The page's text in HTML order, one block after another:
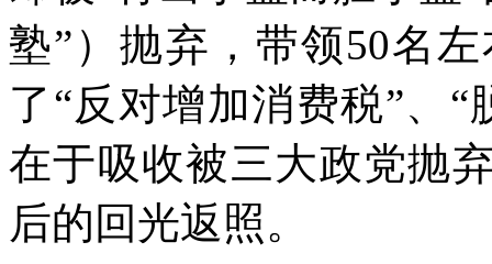
塾” ）抛弃，带领50名
了 “反对增加消费税”、 “
在于吸收被三大政党抛
后的回光返照。